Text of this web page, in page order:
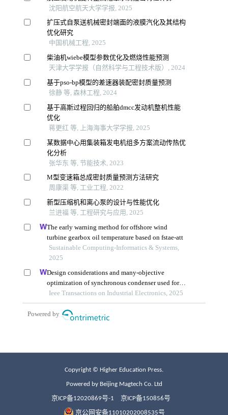
Copyright © Higher Education Press.
Powered by Beijing Magtech Co. Ltd
京ICP备12020869号-1 京ICP备150856号
京公网安备11010202008535号